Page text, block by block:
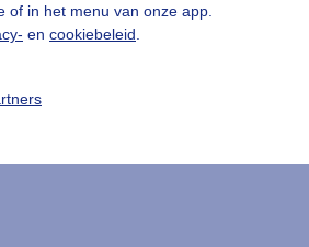
of in het menu van onze app.
en cookiebeleid
Mijn weer